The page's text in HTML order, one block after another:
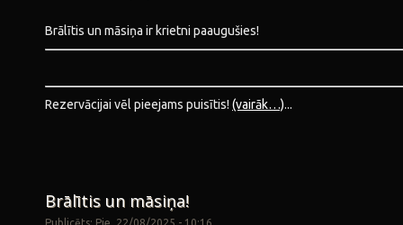
Brālītis un māsiņa ir krietni paaugušies!
Rezervācijai vēl pieejams puisītis! (vairāk…)...
Brālītis un māsiņa!